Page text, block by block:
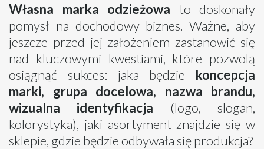
Własna marka odzieżowa to doskonały
pomysł na dochodowy biznes. Ważne, aby
jeszcze przed jej założeniem zastanowić się
nad kluczowymi kwestiami, które pozwolą
osiągnąć sukces: jaka będzie koncepcja
marki, grupa docelowa, nazwa brandu,
wizualna identyfikacja (logo, slogan,
kolorystyka), jaki asortyment znajdzie się w
sklepie, gdzie będzie odbywała się produkcja?